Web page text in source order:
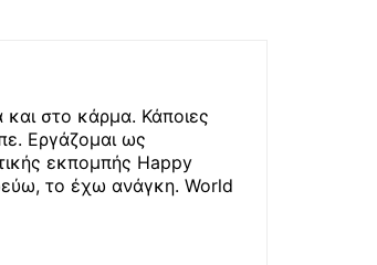
στο κάρμα. Κάποιες
Εργάζομαι ως
εκπομπής Happy
το έχω ανάγκη. World